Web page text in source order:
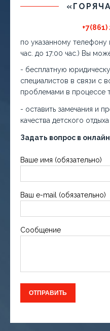
+7(861)
по указанному
час. до 17:00 час.) Вы
- бесплатную
специалистов в связи с
проблемами в процессе
- оставить замечания и
качества детского
Задать вопрос в
Ваше имя (обязательно)
Ваш e-mail (обязательно)
Сообщение